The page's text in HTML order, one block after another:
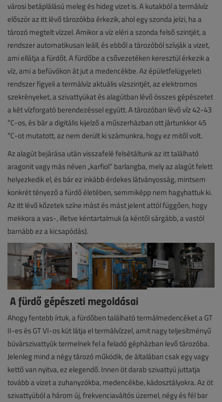
városi betáplálású meleg és hideg vizet is. A kutakból a termálvíz
először az itt lévő tározókba érkezik, ahol egy szonda jelzi, ha a
tározó megtelt vízzel. Amikor a víz eléri a szonda felső szintjét, a
rendszer automatikusan leáll, és ebből a tározóból szívják a vizet,
ami ellátja a fürdőt. A fürdőbe a csővezetéken keresztül érkezik a
víz, ami a befúvókon át jut a medencékbe. Az épületfelügyeleti
rendszer figyeli a termálvíz aktuális vízszintjét, az elektromos
szekrényeket, a szivattyúkat és alagútban lévő összes gépészetet
a két vízforgató berendezéssel együtt. A tározóban lévő víz 42-43
°C-os, és bár a digitális kijelző a műszerházban ott jártunkkor 45
°C-ot mutatott, az nem derült ki számunkra, hogy ez mitől volt.
Az alagút bejárása után visszafelé felsétáltunk az itt található
aragonit vagy más néven „karfiol” barlangba, mely az alagút felett
helyezkedik el, és bár ez inkább érdekes látványosság, mintsem
konkrét tényező a fürdő életében, semmiképp nem hagyhattuk ki.
Az itt lévő kőzetek színe mást és mást jelent attól függően, hogy
mekkora a vas-, illetve kéntartalmuk (a kéntől sárgább, a vastól
barnább ez a kicsapódás).
A fürdő gépészeti megoldásai
Ahogy fentebb írtuk, a fürdőben található termálmedencéket a GT
II-es és GT VI-os kút látja el termálvízzel, amit nagy teljesítményű
búvárszivattyúk termelnek fel a feladó gépházban levő tározóba.
Jelenleg mind a négy tározó működik, de általában csak egy vagy
kettő van nyitva, ez elegendő. Innen öt darab szivattyú juttatja
tovább a vizet a zuhanyzókba, medencékbe, kádosztályokra. Az öt
szivattyúból a három új, frekvenciaváltós üzemel, négy és fél bar